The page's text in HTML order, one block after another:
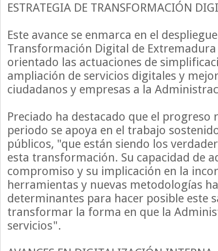
ESTRATEGIA DE TRANSFORMACIÓN
Este avance se enmarca en el
Transformación Digital de Extremadura
orientado las actuaciones de
ampliación de servicios digitales y
ciudadanos y empresas a la
Preciado ha destacado que el progreso
periodo se apoya en el trabajo
públicos, "que están siendo los
esta transformación. Su capacidad de
compromiso y su implicación en la
herramientas y nuevas metodologías
determinantes para hacer posible este
transformar la forma en que la
servicios".